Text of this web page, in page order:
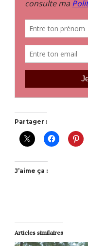
Partager :
J’aime ça :
Articles similaires